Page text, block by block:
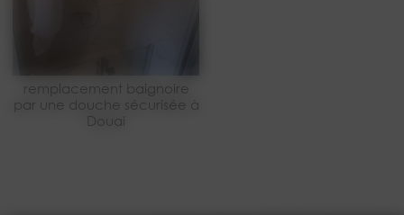
remplacement baignoire
par une douche sécurisée à
Douai